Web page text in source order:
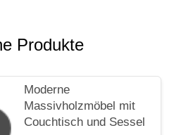
Produkte
Moderne
Massivholzmöbel mit
Couchtisch und Sessel